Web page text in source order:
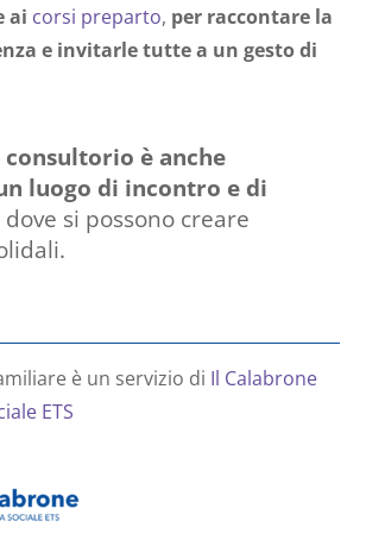
ai corsi preparto, per raccontare la
e invitarle tutte a un gesto di
è anche
luogo di incontro e di
dove si possono creare
è un servizio di Il Calabrone
ETS